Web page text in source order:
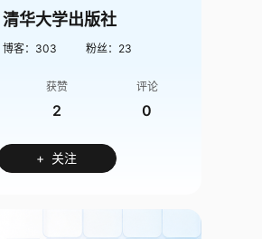
清华大学出版社
博客： 303 粉丝： 23
获赞
2
评论
0
+ 关注